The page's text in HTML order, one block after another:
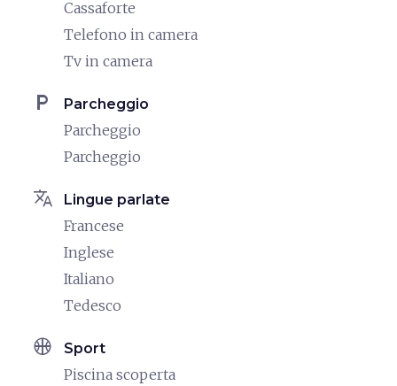
Cassaforte
Telefono in camera
Tv in camera
local_parking Parcheggio
Parcheggio
Parcheggio
translate Lingue parlate
Francese
Inglese
Italiano
Tedesco
sports_basketball Sport
Piscina scoperta